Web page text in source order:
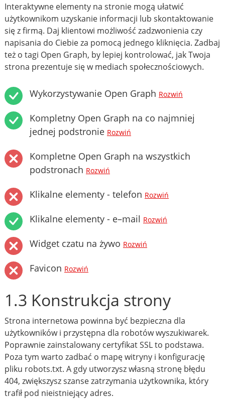
Interaktywne elementy na stronie mogą ułatwić
użytkownikom uzyskanie informacji lub skontaktowanie
się z firmą. Daj klientowi możliwość zadzwonienia czy
napisania do Ciebie za pomocą jednego kliknięcia. Zadbaj
też o tagi Open Graph, by lepiej kontrolować, jak Twoja
strona prezentuje się w mediach społecznościowych.
Wykorzystywanie Open Graph Rozwiń
Kompletny Open Graph na co najmniej
jednej podstronie Rozwiń
Kompletne Open Graph na wszystkich
podstronach Rozwiń
Klikalne elementy - telefon Rozwiń
Klikalne elementy - e–mail Rozwiń
Widget czatu na żywo Rozwiń
Favicon Rozwiń
1.3 Konstrukcja strony
Strona internetowa powinna być bezpieczna dla
użytkowników i przystępna dla robotów wyszukiwarek.
Poprawnie zainstalowany certyfikat SSL to podstawa.
Poza tym warto zadbać o mapę witryny i konfigurację
pliku robots.txt. A gdy utworzysz własną stronę błędu
404, zwiększysz szanse zatrzymania użytkownika, który
trafił pod nieistniejący adres.